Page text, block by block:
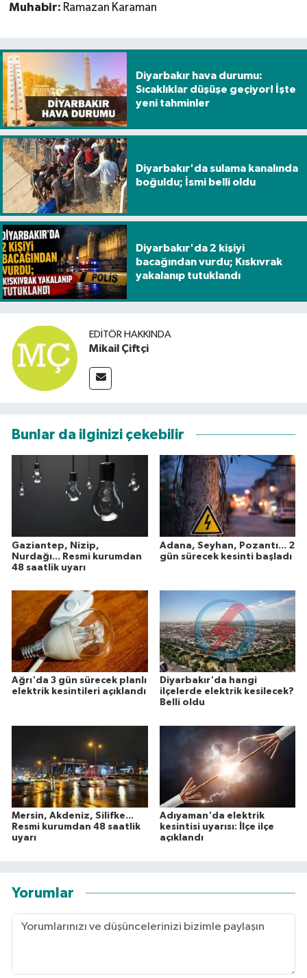
Muhabir: Ramazan Karaman
Diyarbakır hava durumu:
Sıcaklıklar düşüşe geçiyor! İşte
yeni tahminler
Diyarbakır'da sulama kanalında
boğuldu; İsmi belli oldu
Diyarbakır'da 2 kişiyi
bacağından vurdu; Kıskıvrak
yakalanıp tutuklandı
EDITÖR HAKKINDA
Mikail Çiftçi
Bunlar da ilginizi çekebilir
Gaziantep, Nizip,
Nurdağı... Resmi kurumdan
48 saatlik uyarı
Adana, Seyhan, Pozantı... 2
gün sürecek kesinti başladı
Ağrı'da 3 gün sürecek planlı
elektrik kesintileri açıklandı
Diyarbakır'da hangi
ilçelerde elektrik kesilecek?
Belli oldu
Mersin, Akdeniz, Silifke...
Resmi kurumdan 48 saatlik
uyarı
Adıyaman'da elektrik
kesintisi uyarısı: İlçe ilçe
açıklandı
Yorumlar